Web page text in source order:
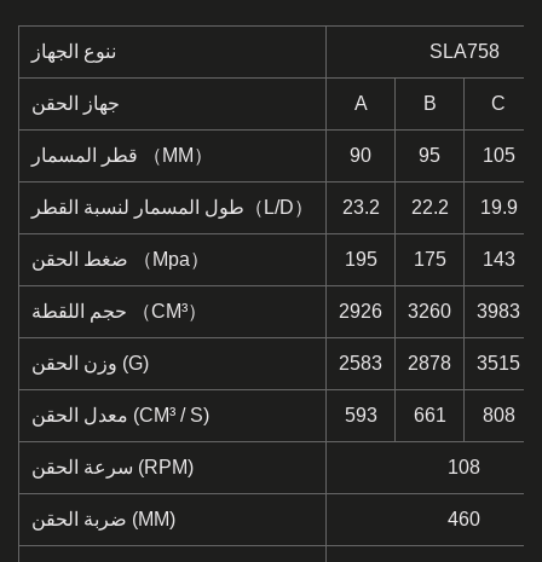
ننوع الجهاز SLA758
A B C
قطر المسمار （MM） 90 95 105
طول المسمار لنسبة القطر（L/D） 23.2 22.2 19.9
ضغط الحقن （Mpa） 195 175 143
حجم اللقطة （CM³） 2926 3260 3983
وزن الحقن (G) 2583 2878 3515
معدل الحقن (CM³ / S) 593 661 808
سرعة الحقن (RPM) 108
ضربة الحقن (MM) 460